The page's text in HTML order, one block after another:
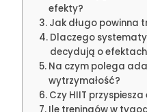
efekty?
Jak długo powinna
Dlaczego
decydują o
Na czym polega
wytrzymałość?
Czy HIIT
Ile treningów w